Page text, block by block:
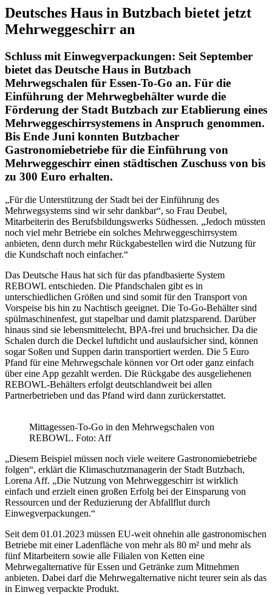
Deutsches Haus in Butzbach bietet jetzt
Mehrweggeschirr an
Schluss mit Einwegverpackungen: Seit September
bietet das Deutsche Haus in Butzbach
Mehrwegschalen für Essen-To-Go an. Für die
Einführung der Mehrwegbehälter wurde die
Förderung der Stadt Butzbach zur Etablierung eines
Mehrweggeschirrsystemens in Anspruch genommen.
Bis Ende Juni konnten Butzbacher
Gastronomiebetriebe für die Einführung von
Mehrweggeschirr einen städtischen Zuschuss von bis
zu 300 Euro erhalten.
„Für die Unterstützung der Stadt bei der Einführung des
Mehrwegsystems sind wir sehr dankbar“, so Frau Deubel,
Mitarbeiterin des Berufsbildungswerks Südhessen. „Jedoch müssten
noch viel mehr Betriebe ein solches Mehrweggeschirrsystem
anbieten, denn durch mehr Rückgabestellen wird die Nutzung für
die Kundschaft noch einfacher.“
Das Deutsche Haus hat sich für das pfandbasierte System
REBOWL entschieden. Die Pfandschalen gibt es in
unterschiedlichen Größen und sind somit für den Transport von
Vorspeise bis hin zu Nachtisch geeignet. Die To-Go-Behälter sind
spülmaschinenfest, gut stapelbar und damit platzsparend. Darüber
hinaus sind sie lebensmittelecht, BPA-frei und bruchsicher. Da die
Schalen durch die Deckel luftdicht und auslaufsicher sind, können
sogar Soßen und Suppen darin transportiert werden. Die 5 Euro
Pfand für eine Mehrwegschale können vor Ort oder ganz einfach
über eine App gezahlt werden. Die Rückgabe des ausgeliehenen
REBOWL-Behälters erfolgt deutschlandweit bei allen
Partnerbetrieben und das Pfand wird dann zurückerstattet.
Mittagessen-To-Go in den Mehrwegschalen von
REBOWL. Foto: Aff
„Diesem Beispiel müssen noch viele weitere Gastronomiebetriebe
folgen“, erklärt die Klimaschutzmanagerin der Stadt Butzbach,
Lorena Aff. „Die Nutzung von Mehrweggeschirr ist wirklich
einfach und erzielt einen großen Erfolg bei der Einsparung von
Ressourcen und der Reduzierung der Abfallflut durch
Einwegverpackungen.“
Seit dem 01.01.2023 müssen EU-weit ohnehin alle gastronomischen
Betriebe mit einer Ladenfläche von mehr als 80 m² und mehr als
fünf Mitarbeitern sowie alle Filialen von Ketten eine
Mehrwegalternative für Essen und Getränke zum Mitnehmen
anbieten. Dabei darf die Mehrwegalternative nicht teurer sein als das
in Einweg verpackte Produkt.